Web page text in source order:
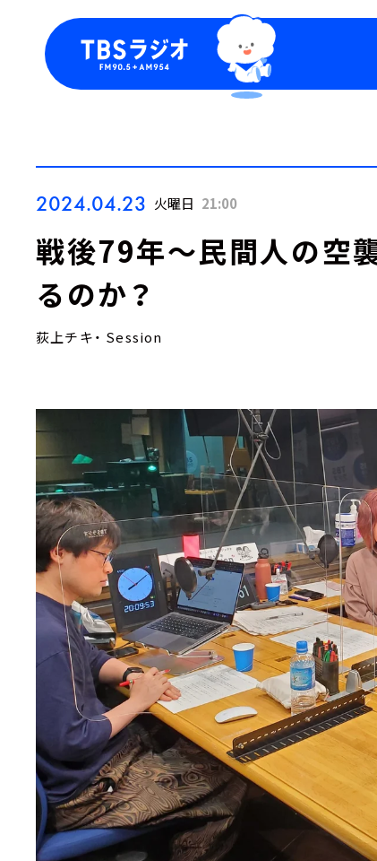
2024.04.23 火曜日 21:00
戦後79年～民間人の空
るのか？
荻上チキ・ Session